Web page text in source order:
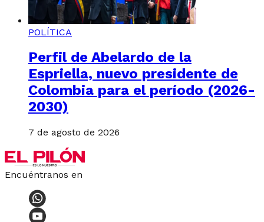
POLÍTICA
Perfil de Abelardo de la
Espriella, nuevo presidente de
Colombia para el período (2026-
2030)
7 de agosto de 2026
Encuéntranos en